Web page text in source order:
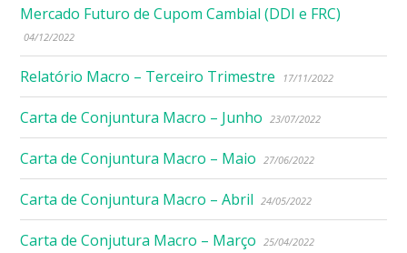
Mercado Futuro de Cupom Cambial (DDI e FRC)
04/12/2022
Relatório Macro – Terceiro Trimestre 17/11/2022
Carta de Conjuntura Macro – Junho 23/07/2022
Carta de Conjuntura Macro – Maio 27/06/2022
Carta de Conjuntura Macro – Abril 24/05/2022
Carta de Conjutura Macro – Março 25/04/2022